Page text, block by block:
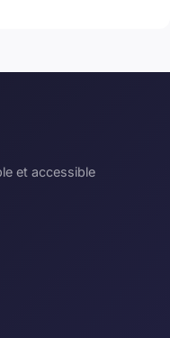
et accessible